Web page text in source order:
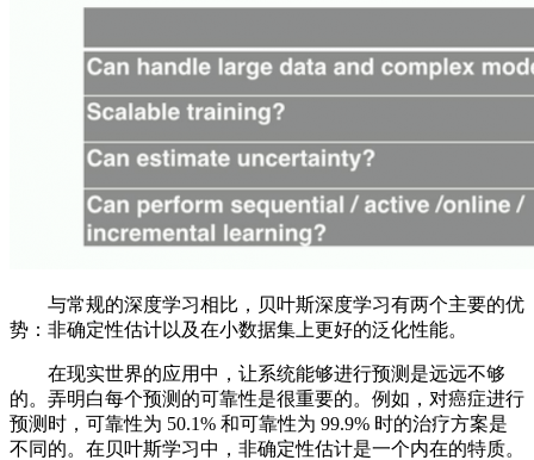
与常规的深度学习相比，贝叶斯深度学习有两个主要的优
势：非确定性估计以及在小数据集上更好的泛化性能。
在现实世界的应用中，让系统能够进行预测是远远不够
的。弄明白每个预测的可靠性是很重要的。例如，对癌症进行
预测时，可靠性为 50.1% 和可靠性为 99.9% 时的治疗方案是
不同的。在贝叶斯学习中，非确定性估计是一个内在的特质。